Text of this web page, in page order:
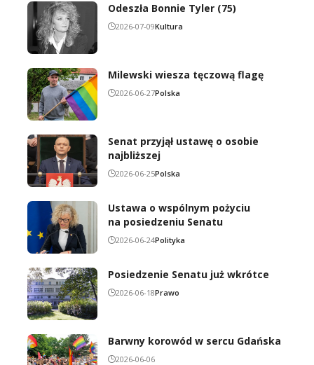
Odeszła Bonnie Tyler (75)
2026-07-09Kultura
Milewski wiesza tęczową flagę
2026-06-27Polska
Senat przyjął ustawę o osobie
najbliższej
2026-06-25Polska
Ustawa o wspólnym pożyciu
na posiedzeniu Senatu
2026-06-24Polityka
Posiedzenie Senatu już wkrótce
2026-06-18Prawo
Barwny korowód w sercu Gdańska
2026-06-06